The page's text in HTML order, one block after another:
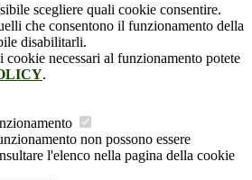
scegliere quali cookie consentire.
che consentono il funzionamento della
disabilitarli.
cookie necessari al funzionamento potete
.
non possono essere
l'elenco nella pagina della cookie